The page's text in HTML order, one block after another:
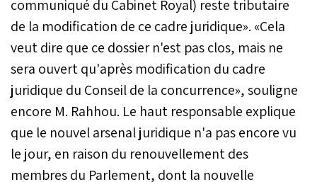
communiqué du Cabinet Royal) reste tributaire
de la modification de ce cadre juridique». «Cela
veut dire que ce dossier n'est pas clos, mais ne
sera ouvert qu'après modification du cadre
juridique du Conseil de la concurrence», souligne
encore M. Rahhou. Le haut responsable explique
que le nouvel arsenal juridique n'a pas encore vu
le jour, en raison du renouvellement des
membres du Parlement, dont la nouvelle